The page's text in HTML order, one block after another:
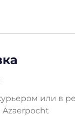
или в
Azaerpocht